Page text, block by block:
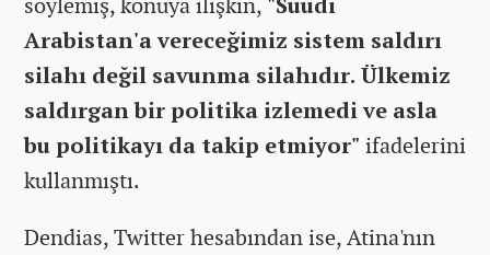
Arabistan'a vereceğimiz sistem saldırı
silahı değil savunma silahıdır. Ülkemiz
saldırgan bir politika izlemedi ve asla
bu politikayı da takip etmiyor" ifadelerini
kullanmıştı.
Dendias, Twitter hesabından ise, Atina'nın